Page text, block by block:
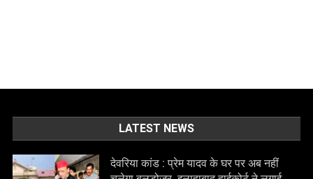
LATEST NEWS
देवरिया कांड : प्रेम यादव के घर पर अब नहीं